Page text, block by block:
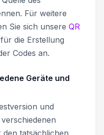
Für weitere
Sie sich unsere QR
für die Erstellung
Codes an.
Geräte und
und
tatsächlichen